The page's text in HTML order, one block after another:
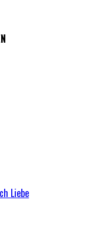
Liebe